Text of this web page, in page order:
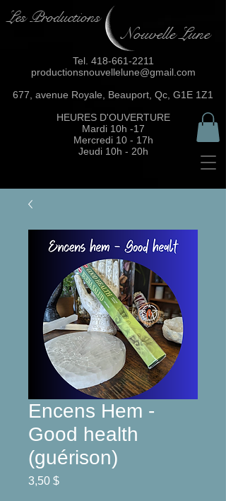
Les Productions
Nouvelle Lune
Tel. 418-661-2211
productionsnouvellelune@gmail.com
677, avenue Royale, Beauport, Qc, G1E 1Z1
HEURES D'OUVERTURE
Mardi 10h -17
Mercredi 10 - 17h
Jeudi 10h - 20h
Encens Hem -
Good health
(guérison)
3,50 $Prix